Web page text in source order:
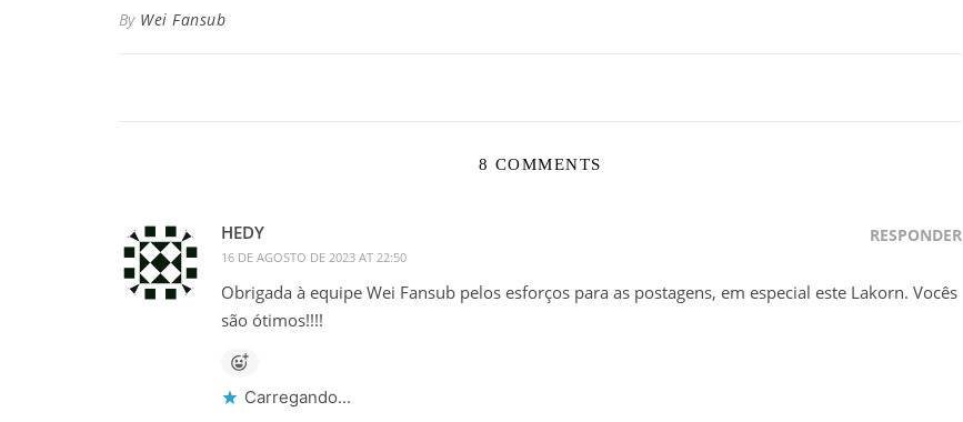
By Wei Fansub
8 COMMENTS
HEDY
16 DE AGOSTO DE 2023 AT 22:50
RESPONDER
Obrigada à equipe Wei Fansub pelos esforços para as postagens, em especial este Lakorn. Vocês
são ótimos!!!!
Carregando...